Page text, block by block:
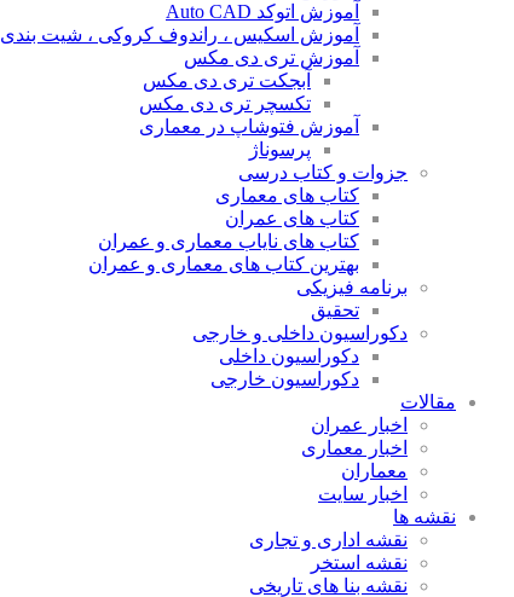
آموزش اتوکد Auto CAD
آموزش اسکیس ، راندوف کروکی ، شیت بندی
آموزش تری دی مکس
آبجکت تری دی مکس
تکسچر تری دی مکس
آموزش فتوشاپ در معماری
پرسوناژ
جزوات و کتاب درسی
کتاب های معماری
کتاب های عمران
کتاب های نایاب معماری و عمران
بهترین کتاب های معماری و عمران
برنامه فیزیکی
تحقیق
دکوراسیون داخلی و خارجی
دکوراسیون داخلی
دکوراسیون خارجی
مقالات
اخبار عمران
اخبار معماری
معماران
اخبار سایت
نقشه ها
نقشه اداری و تجاری
نقشه استخر
نقشه بنا های تاریخی